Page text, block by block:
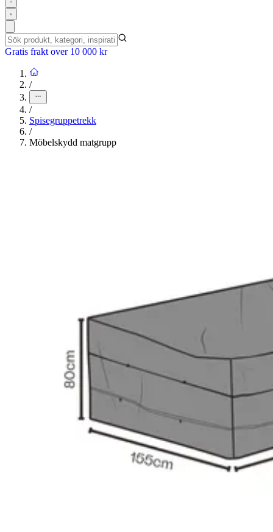
Gratis frakt over 10 000 kr
/
/
Spisegruppetrekk
/
Möbelskydd matgrupp